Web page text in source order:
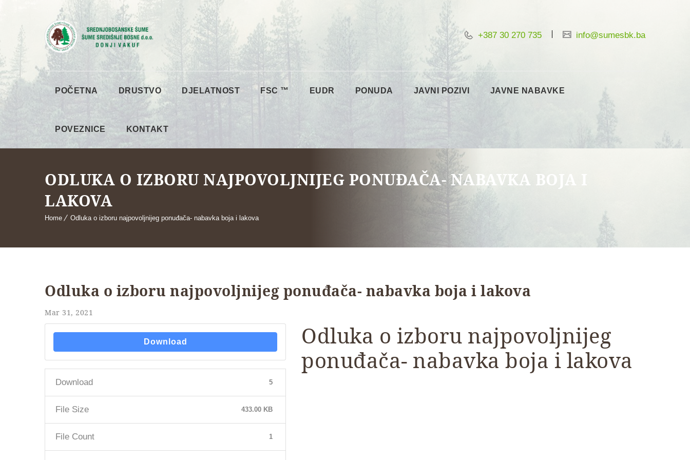
+387 30 270 735 info@sumesbk.ba
POČETNA DRUSTVO DJELATNOST FSC ™ EUDR PONUDA JAVNI POZIVI JAVNE NABAVKE
POVEZNICE KONTAKT
ODLUKA O IZBORU NAJPOVOLJNIJEG PONUĐAČA- NABAVKA BOJA I
LAKOVA
Home Odluka o izboru najpovoljnijeg ponuđača- nabavka boja i lakova
Odluka o izboru najpovoljnijeg ponuđača- nabavka boja i lakova
Mar 31, 2021
Download
Download 5
File Size 433.00 KB
File Count 1
Odluka o izboru najpovoljnijeg
ponuđača- nabavka boja i lakova